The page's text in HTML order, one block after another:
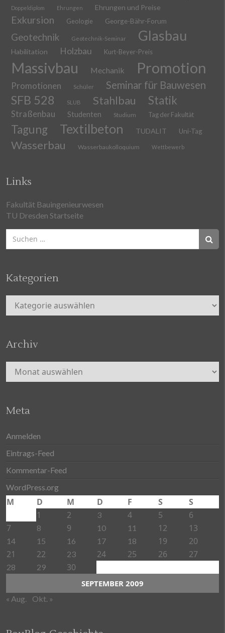
Doppeldiplom Ehrungen Ehrungen und Preise
Exkursion Geologie George-Bähr-Forum
Geotechnik Geotechnik-Seminar Glasbau
Habilitation Holzbau Kurt-Beyer-Preis
Massivbau Mechanik Promotion
Promotionen Schüler Seminar für Bauwesen
SFB 528 SLUB Stahlbau Statik
Straßenbau Studenten Studium Tag der Fakultät
Tagung Textilbeton TUDALIT Uni-Tag
Wasserbau Wasserbaukolloquium Wettbewerb
Links
Fakultät Bauingenieurwesen
TU Dresden Startseite
Suchen
nach:
Kategorien
Kategorien
Archiv
Archiv
Meta
Anmelden
Eintrags-Feed
Kommentar-Feed
WordPress.org
SEPTEMBER 2009
M D M D F S
S
1
2 3 4 5
6
7
8 9 10 11 12 13
14 15 16 17 18 19
20
21
22 23 24 25 26 27
28 29 30
« Aug. Okt. »